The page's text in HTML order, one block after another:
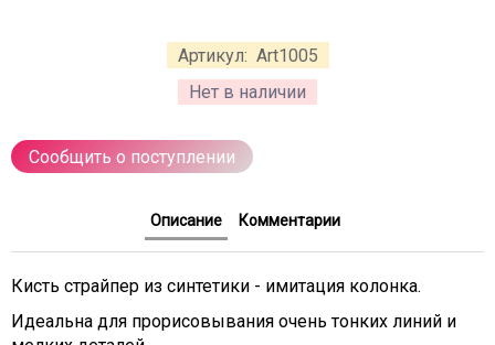
Артикул: Art1005
Нет в наличии
Сообщить о поступлении
Описание Комментарии
Кисть страйпер из синтетики - имитация колонка.
Идеальна для прорисовывания очень тонких линий и